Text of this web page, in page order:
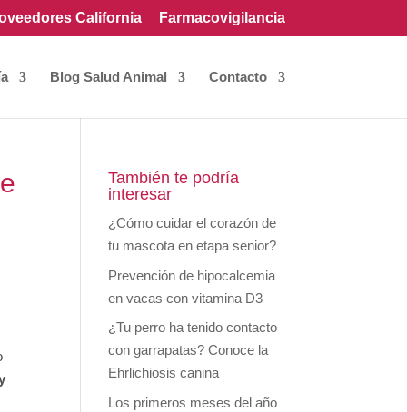
California Farmacovigilancia
Blog Salud Animal Contacto
También te podría
interesar
¿Cómo cuidar el corazón de
tu mascota en etapa senior?
Prevención de hipocalcemia
en vacas con vitamina D3
¿Tu perro ha tenido contacto
con garrapatas? Conoce la
Ehrlichiosis canina
Los primeros meses del año